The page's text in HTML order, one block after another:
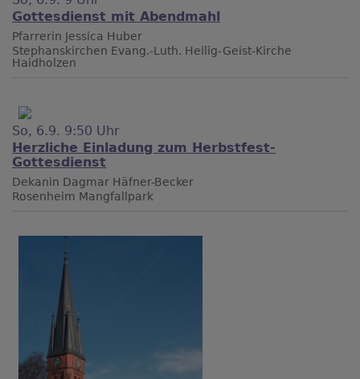
Gottesdienst mit Abendmahl
Pfarrerin Jessica Huber
Stephanskirchen Evang.-Luth. Heilig-Geist-Kirche
Haidholzen
So, 6.9. 9:50 Uhr
Herzliche Einladung zum Herbstfest-
Gottesdienst
Dekanin Dagmar Häfner-Becker
Rosenheim Mangfallpark